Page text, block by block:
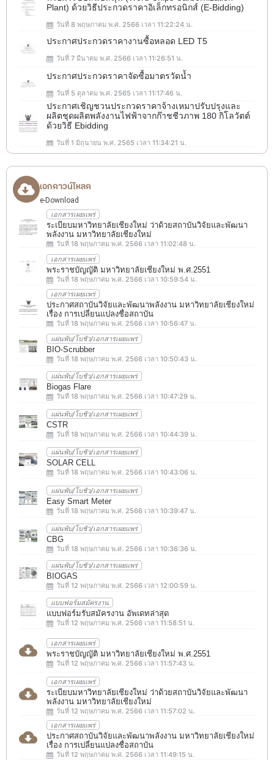
Plant) ด้วยวิธีประกวดราคาอิเล็กทรอนิกส์ (e-Bidding)
วันที่ 8 พฤษภาคม พ.ศ. 2566 เวลา 11:22:24 น.
ประกาศประกวดราคางานซื้อหลอด LED T5
วันที่ 7 มีนาคม พ.ศ. 2566 เวลา 11:26:51 น.
ประกาศประกวดราคาจัดซื้อมาตรวัดน้ำ
วันที่ 5 ตุลาคม พ.ศ. 2565 เวลา 11:17:46 น.
ประกาศเชิญชวนประกวดราคาจ้างเหมาปรับปรุงและ
ผลิตชุดผลิตพลังงานไฟฟ้าจากก๊าชชีวภาพ 180 กิโลวัตต์
ด้วยวิธี Ebidding
วันที่ 1 มิถุนายน พ.ศ. 2565 เวลา 11:34:21 น.
เอกดาวน์โหลด
e-Download
เอกสารเผยแพร่
ระเบียบมหาวิทยาลัยเชียงใหม่ ว่าด้วยสถาบันวิจัยและพัฒนา
พลังงาน มหาวิทยาลัยเชียงใหม่
วันที่ 18 พฤษภาคม พ.ศ. 2566 เวลา 11:02:48 น.
เอกสารเผยแพร่
พระราชบัญญัติ มหาวิทยาลัยเชียงใหม่ พ.ศ.2551
วันที่ 18 พฤษภาคม พ.ศ. 2566 เวลา 10:59:54 น.
เอกสารเผยแพร่
ประกาศสถาบันวิจัยและพัฒนาพลังงาน มหาวิทยาลัยเชียงใหม่
เรื่อง การเปลี่ยนแปลงชื่อสถาบัน
วันที่ 18 พฤษภาคม พ.ศ. 2566 เวลา 10:56:47 น.
แผ่นพับ/โบชัว/เอกสารเผยแพร่
BIO-Scrubber
วันที่ 18 พฤษภาคม พ.ศ. 2566 เวลา 10:50:43 น.
แผ่นพับ/โบชัว/เอกสารเผยแพร่
Biogas Flare
วันที่ 18 พฤษภาคม พ.ศ. 2566 เวลา 10:47:29 น.
แผ่นพับ/โบชัว/เอกสารเผยแพร่
CSTR
วันที่ 18 พฤษภาคม พ.ศ. 2566 เวลา 10:44:39 น.
แผ่นพับ/โบชัว/เอกสารเผยแพร่
SOLAR CELL
วันที่ 18 พฤษภาคม พ.ศ. 2566 เวลา 10:43:06 น.
แผ่นพับ/โบชัว/เอกสารเผยแพร่
Easy Smart Meter
วันที่ 18 พฤษภาคม พ.ศ. 2566 เวลา 10:39:47 น.
แผ่นพับ/โบชัว/เอกสารเผยแพร่
CBG
วันที่ 18 พฤษภาคม พ.ศ. 2566 เวลา 10:36:36 น.
แผ่นพับ/โบชัว/เอกสารเผยแพร่
BIOGAS
วันที่ 12 พฤษภาคม พ.ศ. 2566 เวลา 12:00:59 น.
แบบฟอร์มสมัครงาน
แบบฟอร์มรับสมัครงาน อัพเดทล่าสุด
วันที่ 12 พฤษภาคม พ.ศ. 2566 เวลา 11:58:51 น.
เอกสารเผยแพร่
พระราชบัญญัติ มหาวิทยาลัยเชียงใหม่ พ.ศ.2551
วันที่ 12 พฤษภาคม พ.ศ. 2566 เวลา 11:57:43 น.
เอกสารเผยแพร่
ระเบียบมหาวิทยาลัยเชียงใหม่ ว่าด้วยสถาบันวิจัยและพัฒนา
พลังงาน มหาวิทยาลัยเชียงใหม่
วันที่ 12 พฤษภาคม พ.ศ. 2566 เวลา 11:57:02 น.
เอกสารเผยแพร่
ประกาศสถาบันวิจัยและพัฒนาพลังงาน มหาวิทยาลัยเชียงใหม่
เรื่อง การเปลี่ยนแปลงชื่อสถาบัน
วันที่ 12 พฤษภาคม พ.ศ. 2566 เวลา 11:49:15 น.